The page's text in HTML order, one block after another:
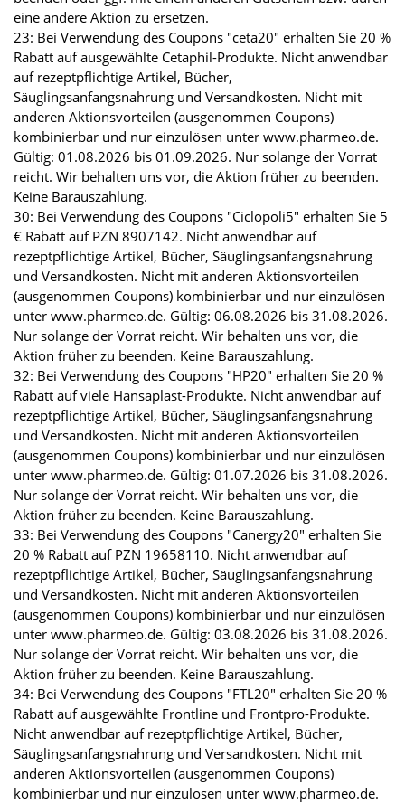
eine andere Aktion zu ersetzen.
23: Bei Verwendung des Coupons "ceta20" erhalten Sie 20 %
Rabatt auf ausgewählte Cetaphil-Produkte. Nicht anwendbar
auf rezeptpflichtige Artikel, Bücher,
Säuglingsanfangsnahrung und Versandkosten. Nicht mit
anderen Aktionsvorteilen (ausgenommen Coupons)
kombinierbar und nur einzulösen unter www.pharmeo.de.
Gültig: 01.08.2026 bis 01.09.2026. Nur solange der Vorrat
reicht. Wir behalten uns vor, die Aktion früher zu beenden.
Keine Barauszahlung.
30: Bei Verwendung des Coupons "Ciclopoli5" erhalten Sie 5
€ Rabatt auf PZN 8907142. Nicht anwendbar auf
rezeptpflichtige Artikel, Bücher, Säuglingsanfangsnahrung
und Versandkosten. Nicht mit anderen Aktionsvorteilen
(ausgenommen Coupons) kombinierbar und nur einzulösen
unter www.pharmeo.de. Gültig: 06.08.2026 bis 31.08.2026.
Nur solange der Vorrat reicht. Wir behalten uns vor, die
Aktion früher zu beenden. Keine Barauszahlung.
32: Bei Verwendung des Coupons "HP20" erhalten Sie 20 %
Rabatt auf viele Hansaplast-Produkte. Nicht anwendbar auf
rezeptpflichtige Artikel, Bücher, Säuglingsanfangsnahrung
und Versandkosten. Nicht mit anderen Aktionsvorteilen
(ausgenommen Coupons) kombinierbar und nur einzulösen
unter www.pharmeo.de. Gültig: 01.07.2026 bis 31.08.2026.
Nur solange der Vorrat reicht. Wir behalten uns vor, die
Aktion früher zu beenden. Keine Barauszahlung.
33: Bei Verwendung des Coupons "Canergy20" erhalten Sie
20 % Rabatt auf PZN 19658110. Nicht anwendbar auf
rezeptpflichtige Artikel, Bücher, Säuglingsanfangsnahrung
und Versandkosten. Nicht mit anderen Aktionsvorteilen
(ausgenommen Coupons) kombinierbar und nur einzulösen
unter www.pharmeo.de. Gültig: 03.08.2026 bis 31.08.2026.
Nur solange der Vorrat reicht. Wir behalten uns vor, die
Aktion früher zu beenden. Keine Barauszahlung.
34: Bei Verwendung des Coupons "FTL20" erhalten Sie 20 %
Rabatt auf ausgewählte Frontline und Frontpro-Produkte.
Nicht anwendbar auf rezeptpflichtige Artikel, Bücher,
Säuglingsanfangsnahrung und Versandkosten. Nicht mit
anderen Aktionsvorteilen (ausgenommen Coupons)
kombinierbar und nur einzulösen unter www.pharmeo.de.